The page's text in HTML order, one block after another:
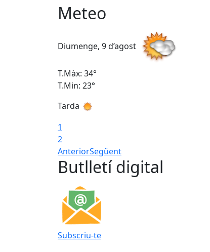
Meteo
Diumenge, 9 d’agost
T.Màx: 34°
T.Min: 23°
Tarda
1
2
AnteriorSegüent
Butlletí digital
Subscriu-te